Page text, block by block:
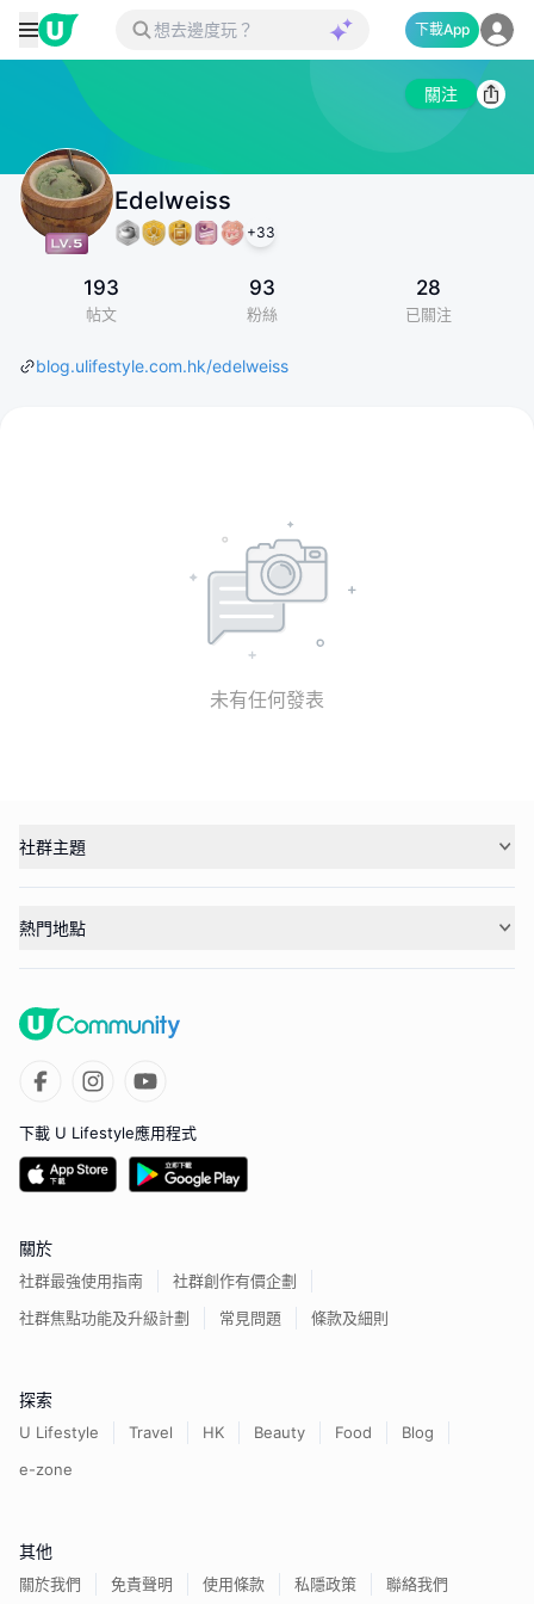
下載App
關注
Edelweiss
+33
193
帖文
93
粉絲
28
已關注
blog.ulifestyle.com.hk/edelweiss
未有任何發表
社群主題
熱門地點
下載 U Lifestyle應用程式
關於
社群最強使用指南
社群創作有價企劃
社群焦點功能及升級計劃
常見問題 條款及細則
探索
U Lifestyle Travel HK Beauty Food
Blog
e-zone
其他
關於我們 免責聲明 使用條款 私隱政策 聯絡我們